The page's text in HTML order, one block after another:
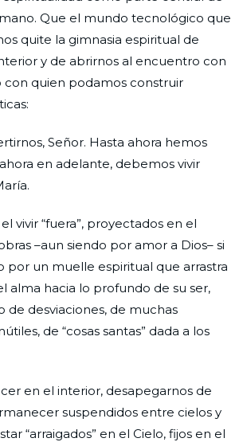
Que el mundo tecnológico que
quite la gimnasia espiritual de
y de abrirnos al encuentro con
con quien podamos construir
Señor. Hasta ahora hemos
ahora en adelante, debemos vivir
vivir “fuera”, proyectados en el
–aun siendo por amor a Dios– si
por un muelle espiritual que arrastra
alma hacia lo profundo de su ser,
de desviaciones, de muchas
de “cosas santas” dada a los
en el interior, desapegarnos de
suspendidos entre cielos y
“arraigados” en el Cielo, fijos en el